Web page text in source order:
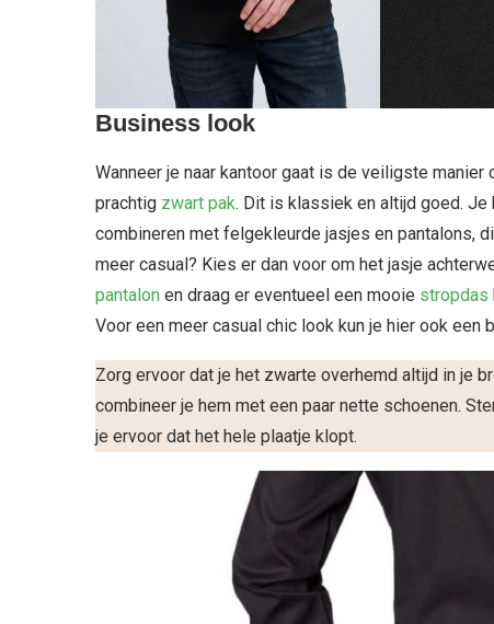
Business look
Wanneer je naar kantoor gaat is de veiligste
prachtig zwart pak. Dit is klassiek en altijd goed.
combineren met felgekleurde jasjes en pantalons,
meer casual? Kies er dan voor om het jasje
pantalon en draag er eventueel een mooie stropdas
Voor een meer casual chic look kun je hier ook een
Zorg ervoor dat je het zwarte overhemd altijd in je
combineer je hem met een paar nette schoenen.
je ervoor dat het hele plaatje klopt.